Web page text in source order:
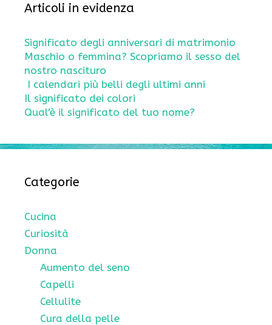
Articoli in evidenza
Significato degli anniversari di matrimonio
Maschio o femmina? Scopriamo il sesso del
nostro nascituro
I calendari più belli degli ultimi anni
Il significato dei colori
Qual'è il significato del tuo nome?
Categorie
Cucina
Curiosità
Donna
Aumento del seno
Capelli
Cellulite
Cura della pelle